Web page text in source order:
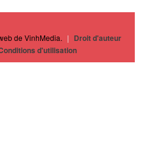
de VinhMedia. | Droit d'auteur
d'utilisation